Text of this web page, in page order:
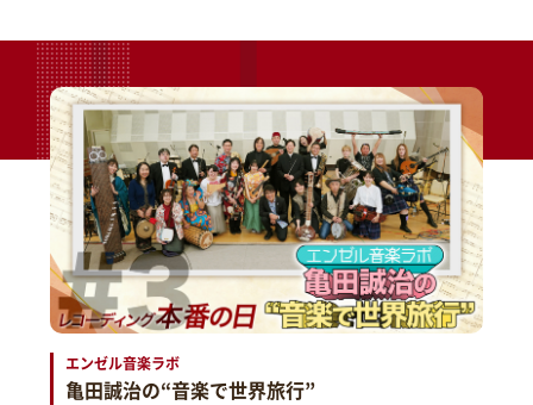
エンゼル音楽ラボ
亀田誠治の“音楽で世界旅行”